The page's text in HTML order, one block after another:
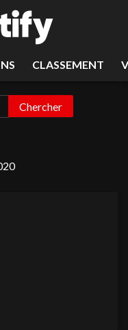
CLASSEMENT
Chercher